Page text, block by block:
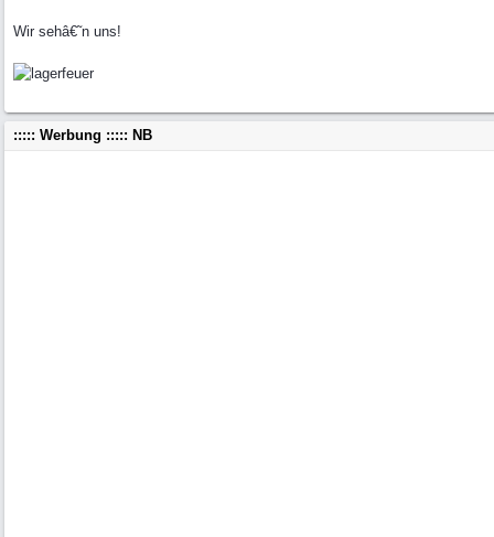
Wir sehâ€˜n uns!
::::: Werbung ::::: NB